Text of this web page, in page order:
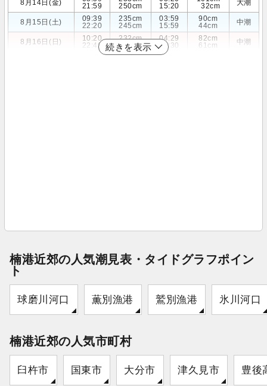
8月14日(金)
21:59
250cm
15:20
32cm
大潮
8月15日(土)
09:39
22:20
235cm
245cm
03:59
15:59
90cm
44cm
中潮
8月16日(日)
10:20
22:49
232cm
239cm
04:29
16:30
82cm
61cm
中潮
続きを表示
楠港近郊の人気潮見表・タイドグラフポイン
ト
球磨川河口 薫別漁港 鷲別漁港 氷川河口
楠港近郊の人気市町村
臼杵市 国東市 大分市 津久見市 豊後